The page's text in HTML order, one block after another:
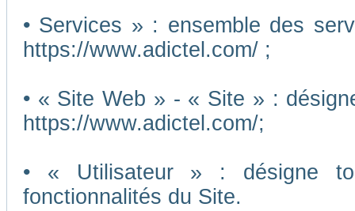
• Services » : ensemble des
https://www.adictel.com/ ;
• « Site Web » - « Site » :
https://www.adictel.com/;
• « Utilisateur » : désigne
fonctionnalités du Site.